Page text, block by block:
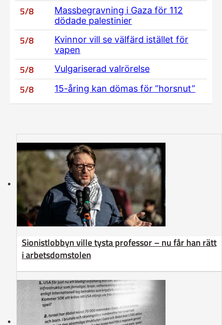
5/8
Massbegravning i Gaza för 112
dödade palestinier
5/8
Kvinnor vill se välfärd istället för
vapen
5/8 Vulgariserad valrörelse
5/8 15-åring kan dömas för ”horsnut”
Sionistlobbyn ville tysta professor – nu får han rätt
i arbetsdomstolen